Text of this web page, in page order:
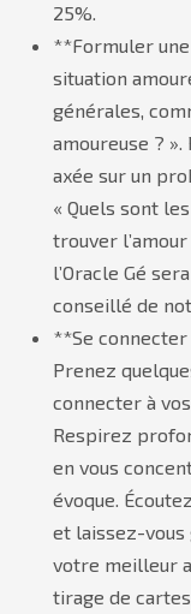
25%.
**Formuler
situation
générales,
amoureuse ?
axée sur un
« Quels sont
trouver
l’Oracle Gé
conseillé de
**Se
Prenez
connecter à
Respirez
en vous
évoque.
et laissez-
votre meilleur
tirage de